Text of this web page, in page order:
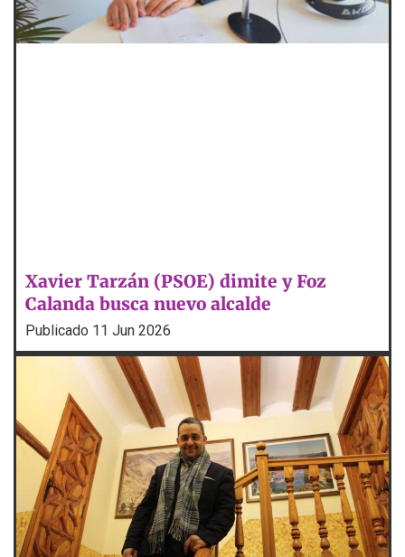
Xavier Tarzán (PSOE) dimite y Foz
Calanda busca nuevo alcalde
Publicado 11 Jun 2026